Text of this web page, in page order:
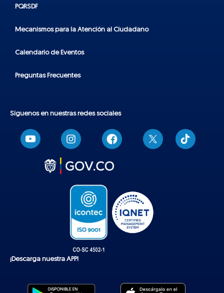
PQRSDF
Mecanismos para la Atención al Ciudadano
Calendario de Eventos
Preguntas Frecuentes
Síguenos en nuestras redes sociales
T
i
k
¡Descarga nuestra APP!